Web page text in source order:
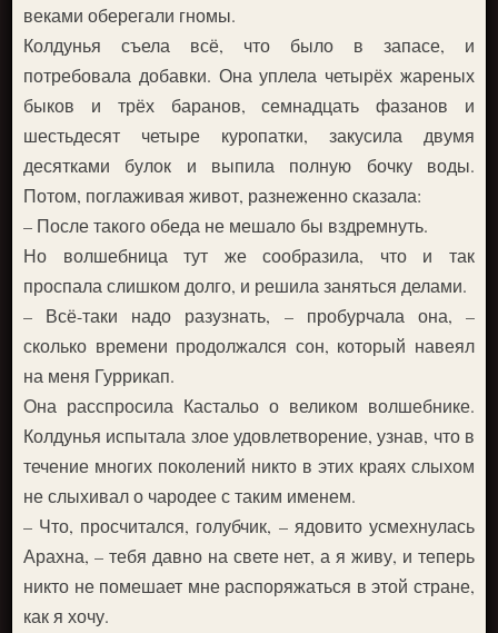
веками оберегали гномы.
Колдунья съела всё, что было в запасе, и
потребовала добавки. Она уплела четырёх жареных
быков и трёх баранов, семнадцать фазанов и
шестьдесят четыре куропатки, закусила двумя
десятками булок и выпила полную бочку воды.
Потом, поглаживая живот, разнеженно сказала:
– После такого обеда не мешало бы вздремнуть.
Но волшебница тут же сообразила, что и так
проспала слишком долго, и решила заняться делами.
– Всё-таки надо разузнать, – пробурчала она, –
сколько времени продолжался сон, который навеял
на меня Гуррикап.
Она расспросила Кастальо о великом волшебнике.
Колдунья испытала злое удовлетворение, узнав, что в
течение многих поколений никто в этих краях слыхом
не слыхивал о чародее с таким именем.
– Что, просчитался, голубчик, – ядовито усмехнулась
Арахна, – тебя давно на свете нет, а я живу, и теперь
никто не помешает мне распоряжаться в этой стране,
как я хочу.